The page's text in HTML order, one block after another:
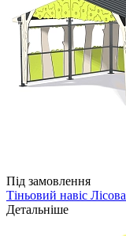
Під замовлення
Тіньовий навіс
Детальніше